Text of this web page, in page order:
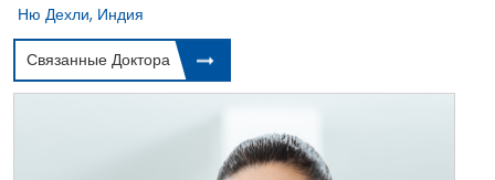
Ню Дехли, Индия
Связанные Доктора